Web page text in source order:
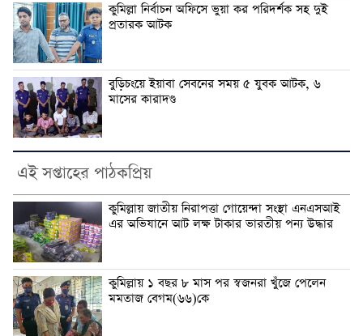
কুমিল্লা নির্বাচন অফিসে ভুয়া কর পরিদর্শক সহ দুই
প্রতারক আটক
বুড়িচংয়ে ইয়াবা সেবনের সময় ৫ যুবক আটক, ৬
মাসের কারাদণ্ড
এই সপ্তাহের পাঠকপ্রিয়
কুমিল্লায় জাতীয় নিরাপত্তা গোয়েন্দা সংস্থা এনএসআই
এর অভিযানে আট লক্ষ টাকার ভারতীয় পন্য উদ্ধার
কুমিল্লায় ১ বছর ৮ মাস পর স্বজনরা খুঁজে পেলেন
মমতাজ বেগম(৬৬)কে